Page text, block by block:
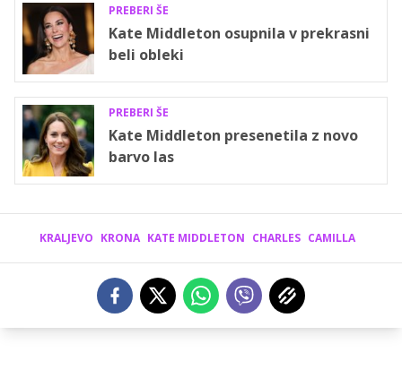
PREBERI ŠE
Kate Middleton osupnila v prekrasni
beli obleki
PREBERI ŠE
Kate Middleton presenetila z novo
barvo las
KRALJEVO KRONA KATE MIDDLETON CHARLES CAMILLA